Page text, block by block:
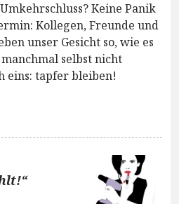
Keine Panik
Kollegen, Freunde und
unser Gesicht so, wie es
selbst nicht
eins: tapfer bleiben!